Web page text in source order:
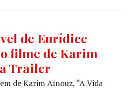
de Eurídice
filme de Karim
Trailer
de Karim Aïnouz, “A Vida